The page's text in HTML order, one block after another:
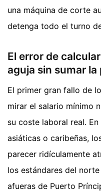
una máquina de corte
detenga todo el turno
El error de
aguja sin sumar
El primer gran fallo de
mirar el salario mínimo
su coste laboral real.
asiáticas o caribeñas,
parecer ridículamente
los estándares del
afueras de Puerto